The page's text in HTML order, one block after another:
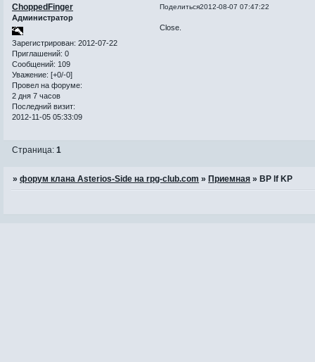
Поделиться2012-08-07 07:47:22
ChoppedFinger
Администратор
Зарегистрирован: 2012-07-22
Приглашений: 0
Сообщений: 109
Уважение: [+0/-0]
Провел на форуме:
2 дня 7 часов
Последний визит:
2012-11-05 05:33:09
Close.
Страница:1
»форум клана Asterios-Side на rpg-club.com » Приемная » BP lf KP